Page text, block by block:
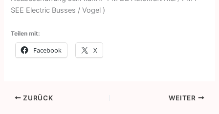
SEE Electric Busses / Vogel )
Teilen mit:
Facebook X
ZURÜCK WEITER